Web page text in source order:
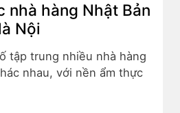
nhà hàng Nhật Bản
Nội
tập trung nhiều nhà hàng
nhau, với nền ẩm thực